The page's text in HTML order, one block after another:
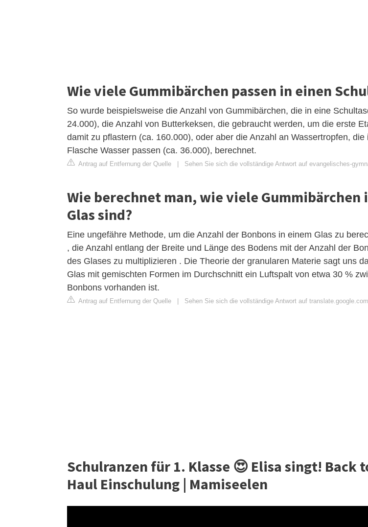
Wie viele Gummibärchen passen in einen
So wurde beispielsweise die Anzahl von Gummibärchen, die in eine
24.000), die Anzahl von Butterkeksen, die gebraucht werden, um die erste
damit zu pflastern (ca. 160.000), oder aber die Anzahl an Wassertropfen, die
Flasche Wasser passen (ca. 36.000), berechnet.
Antrag auf Entfernung der Quelle Sehen Sie sich die vollständige Antwort auf evangelisches-
Wie berechnet man, wie viele Gummibärchen
Glas sind?
Eine ungefähre Methode, um die Anzahl der Bonbons in einem Glas zu
, die Anzahl entlang der Breite und Länge des Bodens mit der Anzahl der
des Glases zu multiplizieren . Die Theorie der granularen Materie sagt uns
Glas mit gemischten Formen im Durchschnitt ein Luftspalt von etwa 30 %
Bonbons vorhanden ist.
Antrag auf Entfernung der Quelle Sehen Sie sich die vollständige Antwort auf
Schulranzen für 1. Klasse 😍 Elisa singt! Back
Haul Einschulung | Mamiseelen